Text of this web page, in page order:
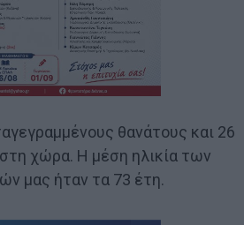
θανάτους και 26
χώρα. Η μέση ηλικία των
μας ήταν τα 73 έτη.